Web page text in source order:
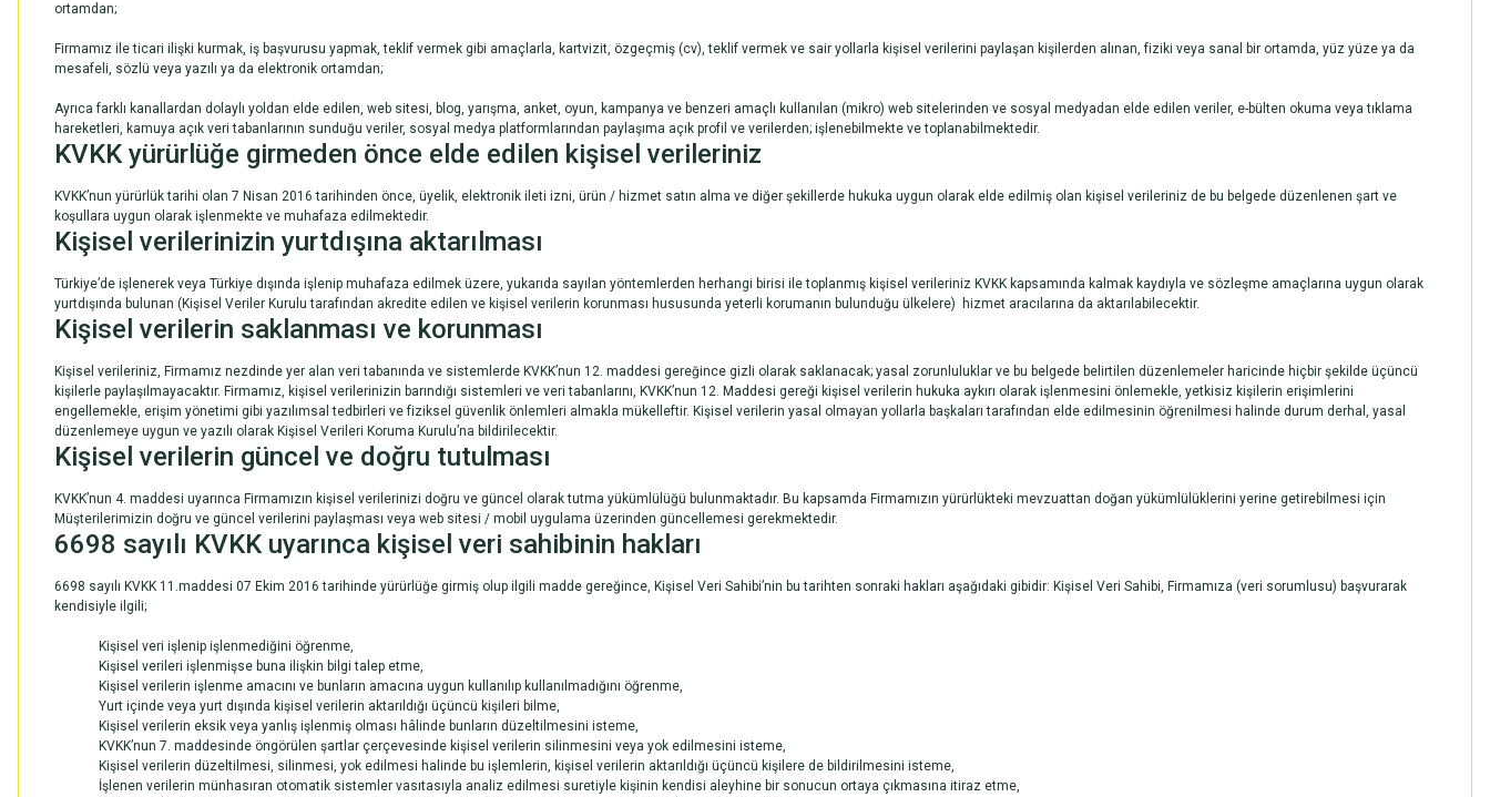
ortamdan;
Firmamız ile ticari ilişki kurmak, iş başvurusu yapmak, teklif vermek gibi amaçlarla, kartvizit, özgeçmiş (cv), teklif vermek ve sair yollarla kişisel verilerini paylaşan kişilerden alınan, fiziki veya sanal bir ortamda, yüz yüze ya da
mesafeli, sözlü veya yazılı ya da elektronik ortamdan;
Ayrıca farklı kanallardan dolaylı yoldan elde edilen, web sitesi, blog, yarışma, anket, oyun, kampanya ve benzeri amaçlı kullanılan (mikro) web sitelerinden ve sosyal medyadan elde edilen veriler, e-bülten okuma veya tıklama
hareketleri, kamuya açık veri tabanlarının sunduğu veriler, sosyal medya platformlarından paylaşıma açık profil ve verilerden; işlenebilmekte ve toplanabilmektedir.
KVKK yürürlüğe girmeden önce elde edilen kişisel verileriniz
KVKK’nun yürürlük tarihi olan 7 Nisan 2016 tarihinden önce, üyelik, elektronik ileti izni, ürün / hizmet satın alma ve diğer şekillerde hukuka uygun olarak elde edilmiş olan kişisel verileriniz de bu belgede düzenlenen şart ve
koşullara uygun olarak işlenmekte ve muhafaza edilmektedir.
Kişisel verilerinizin yurtdışına aktarılması
Türkiye’de işlenerek veya Türkiye dışında işlenip muhafaza edilmek üzere, yukarıda sayılan yöntemlerden herhangi birisi ile toplanmış kişisel verileriniz KVKK kapsamında kalmak kaydıyla ve sözleşme amaçlarına uygun olarak
yurtdışında bulunan (Kişisel Veriler Kurulu tarafından akredite edilen ve kişisel verilerin korunması hususunda yeterli korumanın bulunduğu ülkelere) hizmet aracılarına da aktarılabilecektir.
Kişisel verilerin saklanması ve korunması
Kişisel verileriniz, Firmamız nezdinde yer alan veri tabanında ve sistemlerde KVKK’nun 12. maddesi gereğince gizli olarak saklanacak; yasal zorunluluklar ve bu belgede belirtilen düzenlemeler haricinde hiçbir şekilde üçüncü
kişilerle paylaşılmayacaktır. Firmamız, kişisel verilerinizin barındığı sistemleri ve veri tabanlarını, KVKK’nun 12. Maddesi gereği kişisel verilerin hukuka aykırı olarak işlenmesini önlemekle, yetkisiz kişilerin erişimlerini
engellemekle, erişim yönetimi gibi yazılımsal tedbirleri ve fiziksel güvenlik önlemleri almakla mükelleftir. Kişisel verilerin yasal olmayan yollarla başkaları tarafından elde edilmesinin öğrenilmesi halinde durum derhal, yasal
düzenlemeye uygun ve yazılı olarak Kişisel Verileri Koruma Kurulu’na bildirilecektir.
Kişisel verilerin güncel ve doğru tutulması
KVKK’nun 4. maddesi uyarınca Firmamızın kişisel verilerinizi doğru ve güncel olarak tutma yükümlülüğü bulunmaktadır. Bu kapsamda Firmamızın yürürlükteki mevzuattan doğan yükümlülüklerini yerine getirebilmesi için
Müşterilerimizin doğru ve güncel verilerini paylaşması veya web sitesi / mobil uygulama üzerinden güncellemesi gerekmektedir.
6698 sayılı KVKK uyarınca kişisel veri sahibinin hakları
6698 sayılı KVKK 11.maddesi 07 Ekim 2016 tarihinde yürürlüğe girmiş olup ilgili madde gereğince, Kişisel Veri Sahibi’nin bu tarihten sonraki hakları aşağıdaki gibidir: Kişisel Veri Sahibi, Firmamıza (veri sorumlusu) başvurarak
kendisiyle ilgili;
Kişisel veri işlenip işlenmediğini öğrenme,
Kişisel verileri işlenmişse buna ilişkin bilgi talep etme,
Kişisel verilerin işlenme amacını ve bunların amacına uygun kullanılıp kullanılmadığını öğrenme,
Yurt içinde veya yurt dışında kişisel verilerin aktarıldığı üçüncü kişileri bilme,
Kişisel verilerin eksik veya yanlış işlenmiş olması hâlinde bunların düzeltilmesini isteme,
KVKK’nun 7. maddesinde öngörülen şartlar çerçevesinde kişisel verilerin silinmesini veya yok edilmesini isteme,
Kişisel verilerin düzeltilmesi, silinmesi, yok edilmesi halinde bu işlemlerin, kişisel verilerin aktarıldığı üçüncü kişilere de bildirilmesini isteme,
İşlenen verilerin münhasıran otomatik sistemler vasıtasıyla analiz edilmesi suretiyle kişinin kendisi aleyhine bir sonucun ortaya çıkmasına itiraz etme,